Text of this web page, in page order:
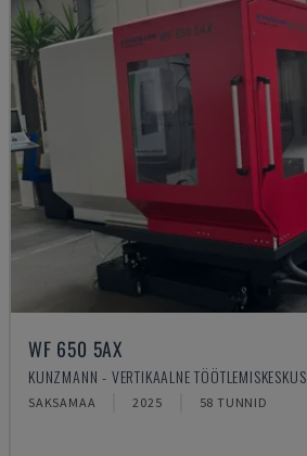
WF 650 5AX
KUNZMANN - VERTIKAALNE TÖÖTLEMISKESKUS
SAKSAMAA 2025 58 TUNNID